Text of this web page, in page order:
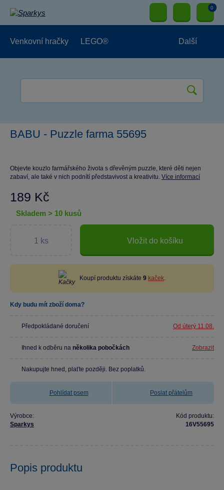
0
Venkovní hračky LEGO® Další
BABU - Puzzle farma 55695
Objevte kouzlo farmářského života s dřevěným puzzle, které děti nejen
zabaví, ale také v nich podnítí představivost a kreativitu. Více informací
189 Kč
skladem > 10 kusů
Vložit do košíku
Koupí produktu získáte 9 kaček.
Kdy budu mít zboží doma?
Předpokládané doručení Od úterý 11.08.
Ihned k odběru na několika pobočkách Zobrazit
Nakupujte hned, plaťte později. Bez poplatků.
Pohlídat psem Poslat přátelům
Výrobce:
Sparkys
Kód produktu:
16V55695
Popis produktu